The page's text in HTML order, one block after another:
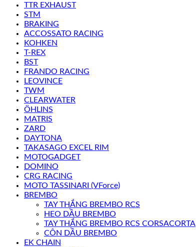
TTR EXHAUST
STM
BRAKING
ACCOSSATO RACING
KOHKEN
T-REX
BST
FRANDO RACING
LEOVINCE
TWM
CLEARWATER
ÖHLINS
MATRIS
ZARD
DAYTONA
TAKASAGO EXCEL RIM
MOTOGADGET
DOMINO
CRG RACING
MOTO TASSINARI (VForce)
BREMBO
TAY THẮNG BREMBO RCS
HEO DẦU BREMBO
TAY THẮNG BREMBO RCS CORSACORTA
CÔN DẦU BREMBO
EK CHAIN